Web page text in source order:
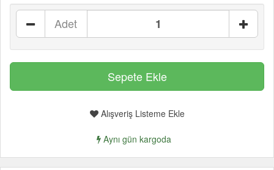
Adet
Alışveriş Listeme Ekle
Aynı gün kargoda